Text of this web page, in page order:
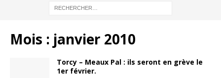
Mois : janvier 2010
Torcy – Meaux Pal : ils seront en grève le
1er février.